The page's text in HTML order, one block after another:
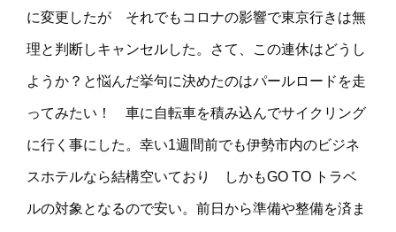
に変更したが それでもコロナの影響で東京行きは無
理と判断しキャンセルした。さて、この連休はどうし
ようか？と悩んだ挙句に決めたのはパールロードを走
ってみたい！ 車に自転車を積み込んでサイクリング
に行く事にした。幸い1週間前でも伊勢市内のビジネ
スホテルなら結構空いており しかもGO TO トラベ
ルの対象となるので安い。前日から準備や整備を済ま